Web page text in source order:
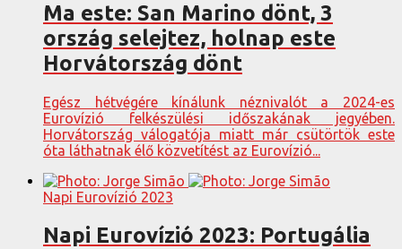
Ma este: San Marino dönt, 3
ország selejtez, holnap este
Horvátország dönt
Egész hétvégére kínálunk néznivalót a 2024-es
Eurovízió felkészülési időszakának jegyében.
Horvátország válogatója miatt már csütörtök este
óta láthatnak élő közvetítést az Eurovízió...
Napi Eurovízió 2023
Napi Eurovízió 2023: Portugália